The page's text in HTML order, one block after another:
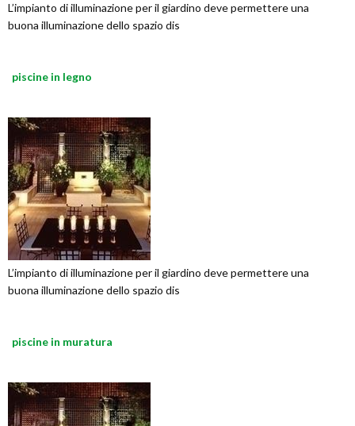
L’impianto di illuminazione per il giardino deve permettere una
buona illuminazione dello spazio dis
piscine in legno
L’impianto di illuminazione per il giardino deve permettere una
buona illuminazione dello spazio dis
piscine in muratura